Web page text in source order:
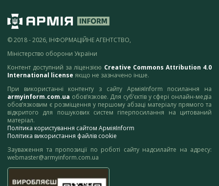
© 2018 - 2026, ІНФОРМАЦІЙНЕ АГЕНТСТВО,
Міністерство оборони України
Контент доступний за ліцензією Creative Commons Attribution 4.0
International license якщо не зазначено інше.
При використанні контенту з сайту АрміяInform посилання на
armyinform.com.ua обов’язкове. Для суб’єктів у сфері онлайн-медіа
обов’язковим є розміщення у першому абзаці матеріалу прямого та
відкритого для пошукових систем гіперпосилання на цитований
матеріал.
Політика користування сайтом АрміяInform
Політика використання файлів cookie
Зауваження та пропозиції по роботі сайту надсилайте на адресу:
webmaster@armyinform.com.ua